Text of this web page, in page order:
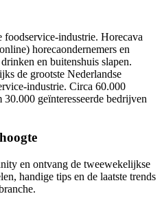
industrie. Horecava
horecaondernemers en
en buitenshuis slapen.
de grootste Nederlandse
industrie. Circa 60.000
geïnteresseerde bedrijven
en ontvang de tweewekelijkse
handige tips en de laatste trends